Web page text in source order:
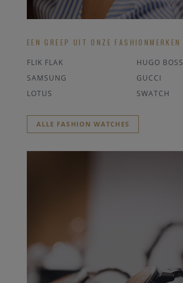
EEN GREEP UIT ONZE FASHIONMERKEN
FLIK FLAK
HUGO BOSS
SAMSUNG
GUCCI
LOTUS
SWATCH
ALLE FASHION WATCHES